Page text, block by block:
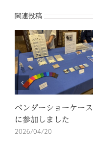
関連投稿
ベンダーショーケース
に参加しました
2026/04/20